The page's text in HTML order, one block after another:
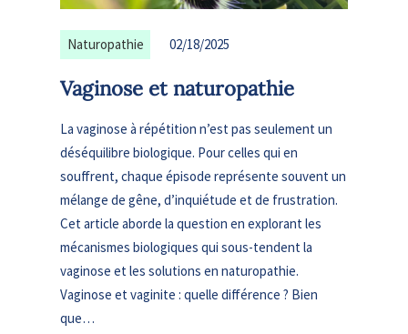
Naturopathie 02/18/2025
Vaginose et naturopathie
La vaginose à répétition n’est pas seulement un
déséquilibre biologique. Pour celles qui en
souffrent, chaque épisode représente souvent un
mélange de gêne, d’inquiétude et de frustration.
Cet article aborde la question en explorant les
mécanismes biologiques qui sous-tendent la
vaginose et les solutions en naturopathie.
Vaginose et vaginite : quelle différence ? Bien
que…